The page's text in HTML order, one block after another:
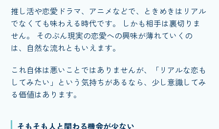
推し活や恋愛ドラマ、アニメなどで、ときめきはリアル
でなくても味わえる時代です。 しかも相手は裏切りま
せん。 そのぶん現実の恋愛への興味が薄れていくの
は、自然な流れともいえます。
これ自体は悪いことではありませんが、「リアルな恋も
してみたい」という気持ちがあるなら、少し意識してみ
る価値はあります。
そもそも人と関わる機会が少ない